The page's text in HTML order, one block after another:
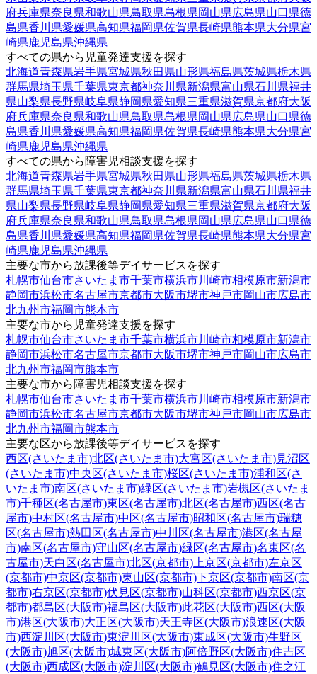
府兵庫県奈良県和歌山県鳥取県島根県岡山県広島県山口県徳
島県香川県愛媛県高知県福岡県佐賀県長崎県熊本県大分県宮
崎県鹿児島県沖縄県
すべての県から児童発達支援を探す
北海道青森県岩手県宮城県秋田県山形県福島県茨城県栃木県
群馬県埼玉県千葉県東京都神奈川県新潟県富山県石川県福井
県山梨県長野県岐阜県静岡県愛知県三重県滋賀県京都府大阪
府兵庫県奈良県和歌山県鳥取県島根県岡山県広島県山口県徳
島県香川県愛媛県高知県福岡県佐賀県長崎県熊本県大分県宮
崎県鹿児島県沖縄県
すべての県から障害児相談支援を探す
北海道青森県岩手県宮城県秋田県山形県福島県茨城県栃木県
群馬県埼玉県千葉県東京都神奈川県新潟県富山県石川県福井
県山梨県長野県岐阜県静岡県愛知県三重県滋賀県京都府大阪
府兵庫県奈良県和歌山県鳥取県島根県岡山県広島県山口県徳
島県香川県愛媛県高知県福岡県佐賀県長崎県熊本県大分県宮
崎県鹿児島県沖縄県
主要な市から放課後等デイサービスを探す
札幌市仙台市さいたま市千葉市横浜市川崎市相模原市新潟市
静岡市浜松市名古屋市京都市大阪市堺市神戸市岡山市広島市
北九州市福岡市熊本市
主要な市から児童発達支援を探す
札幌市仙台市さいたま市千葉市横浜市川崎市相模原市新潟市
静岡市浜松市名古屋市京都市大阪市堺市神戸市岡山市広島市
北九州市福岡市熊本市
主要な市から障害児相談支援を探す
札幌市仙台市さいたま市千葉市横浜市川崎市相模原市新潟市
静岡市浜松市名古屋市京都市大阪市堺市神戸市岡山市広島市
北九州市福岡市熊本市
主要な区から放課後等デイサービスを探す
西区(さいたま市)北区(さいたま市)大宮区(さいたま市)見沼区
(さいたま市)中央区(さいたま市)桜区(さいたま市)浦和区(さ
いたま市)南区(さいたま市)緑区(さいたま市)岩槻区(さいたま
市)千種区(名古屋市)東区(名古屋市)北区(名古屋市)西区(名古
屋市)中村区(名古屋市)中区(名古屋市)昭和区(名古屋市)瑞穂
区(名古屋市)熱田区(名古屋市)中川区(名古屋市)港区(名古屋
市)南区(名古屋市)守山区(名古屋市)緑区(名古屋市)名東区(名
古屋市)天白区(名古屋市)北区(京都市) 上京区(京都市)左京区
(京都市)中京区(京都市)東山区(京都市)下京区(京都市)南区(京
都市)右京区(京都市)伏見区(京都市)山科区(京都市)西京区(京
都市)都島区(大阪市)福島区(大阪市)此花区(大阪市)西区(大阪
市)港区(大阪市)大正区(大阪市)天王寺区(大阪市)浪速区(大阪
市)西淀川区(大阪市)東淀川区(大阪市)東成区(大阪市)生野区
(大阪市)旭区(大阪市)城東区(大阪市)阿倍野区(大阪市)住吉区
(大阪市)西成区(大阪市)淀川区(大阪市)鶴見区(大阪市)住之江